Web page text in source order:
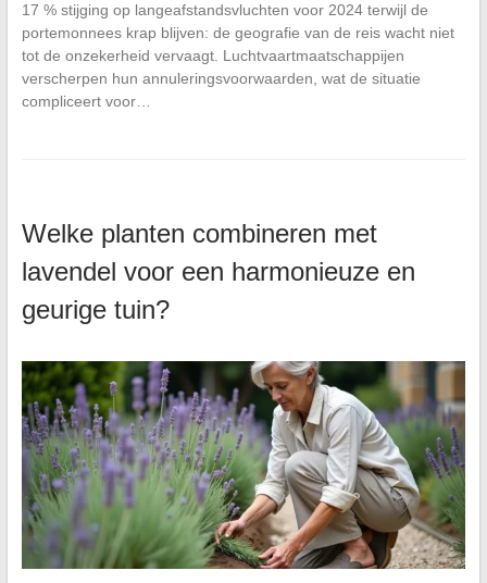
17 % stijging op langeafstandsvluchten voor 2024 terwijl de
portemonnees krap blijven: de geografie van de reis wacht niet
tot de onzekerheid vervaagt. Luchtvaartmaatschappijen
verscherpen hun annuleringsvoorwaarden, wat de situatie
compliceert voor…
Welke planten combineren met
lavendel voor een harmonieuze en
geurige tuin?